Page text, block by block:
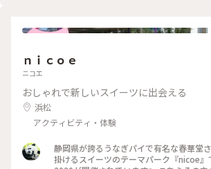
自然#絶景#春風さんぽ
ｎｉｃｏｅ
ニコエ
おしゃれで新しいスイーツに出会える
浜松
アクティビティ・体験
静岡県が誇るうなぎパイで有名な春華堂
掛けるスイーツのテーマパーク『nicoe』